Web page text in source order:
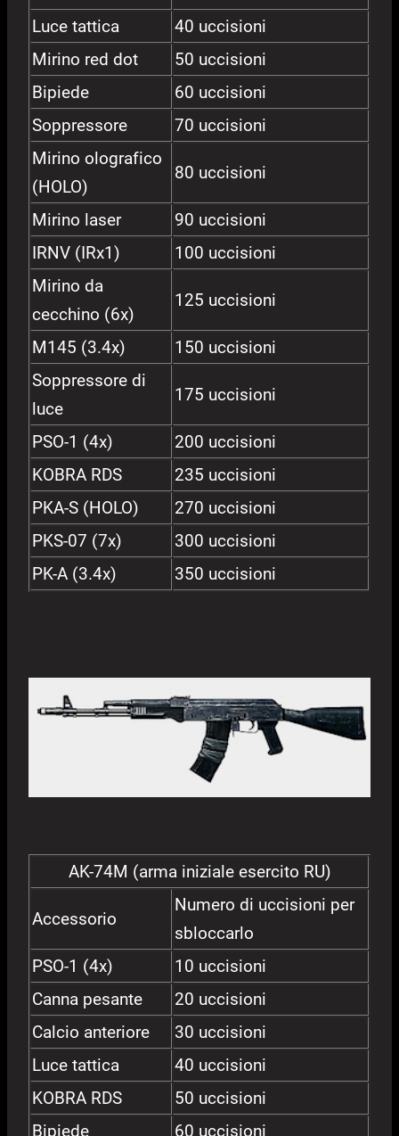
Luce tattica
40 uccisioni
Mirino red dot
50 uccisioni
Bipiede
60 uccisioni
Soppressore
70 uccisioni
Mirino olografico
(HOLO)
80 uccisioni
Mirino laser
90 uccisioni
IRNV (IRx1)
100 uccisioni
Mirino da
cecchino (6x)
125 uccisioni
M145 (3.4x)
150 uccisioni
Soppressore di
luce
175 uccisioni
PSO-1 (4x)
200 uccisioni
KOBRA RDS
235 uccisioni
PKA-S (HOLO)
270 uccisioni
PKS-07 (7x)
300 uccisioni
PK-A (3.4x)
350 uccisioni
AK-74M (arma iniziale esercito RU)
Accessorio
Numero di uccisioni per
sbloccarlo
PSO-1 (4x)
10 uccisioni
Canna pesante
20 uccisioni
Calcio anteriore
30 uccisioni
Luce tattica
40 uccisioni
KOBRA RDS
50 uccisioni
Bipiede
60 uccisioni